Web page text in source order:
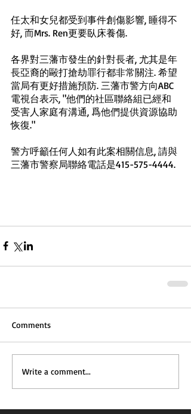
任太和女兒都受到事件創傷影響, 睡得不
好, 而Mrs. Ren更要臥床養傷.
各界對三藩市發生的針對長者, 尤其是年
長亞裔的毆打搶劫罪行都非常關注. 希望
當局有更好措施預防. 三藩市警方向ABC
電視台表示, "他們的社區聯絡組已經和
受害人家庭有溝通, 爲他們提供資源協助
恢復."
警方呼籲任何人如有此案相關信息, 請與
三藩市警察局聯絡電話是415-575-4444.
Comments
Write a comment...